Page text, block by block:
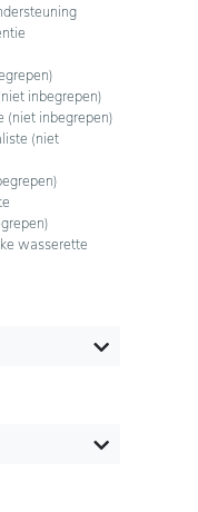
inbegrepen)
(niet inbegrepen)
(niet
wasserette